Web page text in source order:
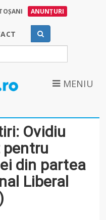
ANUNȚURI
MENIU
Ovidiu
din partea
Liberal